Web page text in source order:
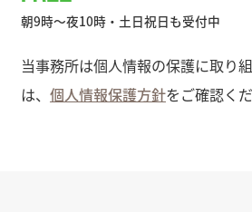
朝9時～夜10時・土日祝日も受付中
当事務所は個人情報の保護に取り
は、 個人情報保護方針をご確認くだ